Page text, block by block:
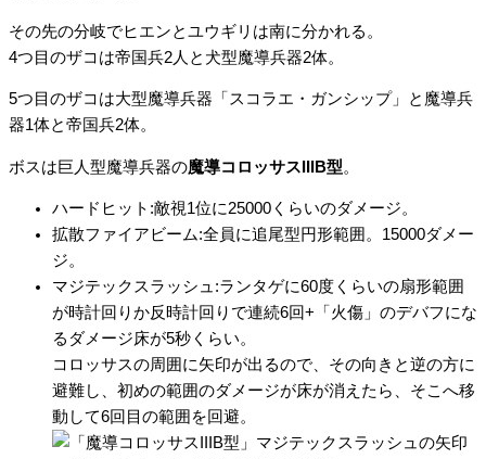
その先の分岐でヒエンとユウギリは南に分かれる。
4つ目のザコは帝国兵2人と犬型魔導兵器2体。
5つ目のザコは大型魔導兵器「スコラエ・ガンシップ」と魔導兵
器1体と帝国兵2体。
ボスは巨人型魔導兵器の魔導コロッサスIIIB型。
ハードヒット:敵視1位に25000くらいのダメージ。
拡散ファイアビーム:全員に追尾型円形範囲。15000ダメー
ジ。
マジテックスラッシュ:ランタゲに60度くらいの扇形範囲
が時計回りか反時計回りで連続6回+「火傷」のデバフにな
るダメージ床が5秒くらい。
コロッサスの周囲に矢印が出るので、その向きと逆の方に
避難し、初めの範囲のダメージが床が消えたら、そこへ移
動して6回目の範囲を回避。